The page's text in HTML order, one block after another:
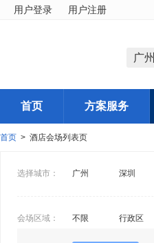
用户登录 用户注册
广州
首页 方案服务
首页 > 酒店会场列表页
选择城市： 广州 深圳
会场区域： 不限 行政区